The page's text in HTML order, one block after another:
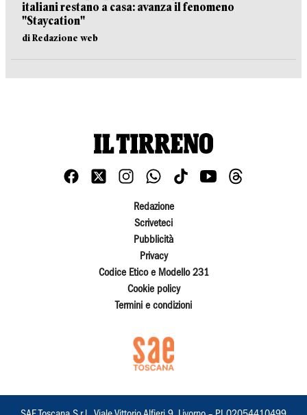
italiani restano a casa: avanza il fenomeno
"Staycation"
di Redazione web
Redazione
Scriveteci
Pubblicità
Privacy
Codice Etico e Modello 231
Cookie policy
Termini e condizioni